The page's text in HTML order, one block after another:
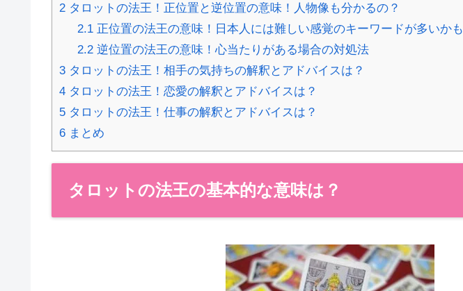
2 タロットの法王！正位置と逆位置の意味！人物像も分かるの？
2.1正位置の法王の意味！日本人には難しい感覚のキーワードが多いかも
2.2逆位置の法王の意味！心当たりがある場合の対処法
3 タロットの法王！相手の気持ちの解釈とアドバイスは？
4 タロットの法王！恋愛の解釈とアドバイスは？
5 タロットの法王！仕事の解釈とアドバイスは？
6 まとめ
タロットの法王の基本的な意味は？